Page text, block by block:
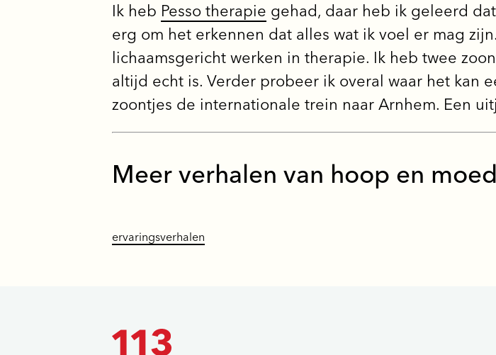
Ik heb Pesso therapie gehad, daar heb ik geleerd
erg om het erkennen dat alles wat ik voel er mag
lichaamsgericht werken in therapie. Ik heb twee
altijd echt is. Verder probeer ik overal waar het kan
zoontjes de internationale trein naar Arnhem. Een
Meer verhalen van hoop en
ervaringsverhalen